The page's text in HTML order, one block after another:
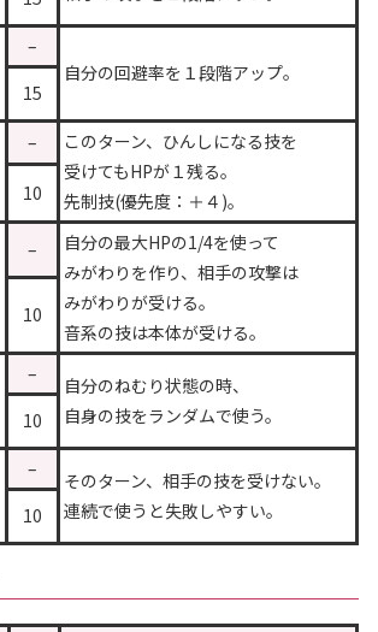
–
自分の回避率を１段階アップ。
15
–
このターン、ひんしになる技を
受けてもHPが１残る。
先制技(優先度：＋４)。
10
–
自分の最大HPの1/4を使って
みがわりを作り、相手の攻撃は
みがわりが受ける。
音系の技は本体が受ける。
10
–
自分のねむり状態の時、
自身の技をランダムで使う。
10
–
そのターン、相手の技を受けない。
連続で使うと失敗しやすい。
10